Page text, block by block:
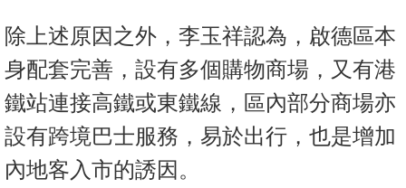
除上述原因之外，李玉祥認為，啟德區本
身配套完善，設有多個購物商場，又有港
鐵站連接高鐵或東鐵線，區內部分商場亦
設有跨境巴士服務，易於出行，也是增加
內地客入市的誘因。